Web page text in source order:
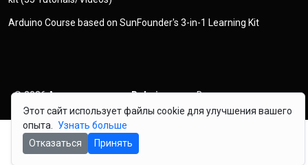
Этот сайт использует файлы cookie для улучшения вашего
опыта.
Узнать больше
Отказаться
Принять
Arduino Course based on SunFounder's 3-in-1 Learning Kit
© 2026Авторское право Robojax.com Все права защищены